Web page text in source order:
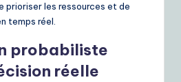
prioriser les ressources et de
temps réel.
probabiliste
réelle